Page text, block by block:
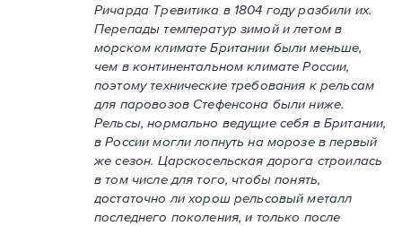
Ричарда Тревитика в 1804 году разбили их.
Перепады температур зимой и летом в
морском климате Британии были меньше,
чем в континентальном климате России,
поэтому технические требования к рельсам
для паровозов Стефенсона были ниже.
Рельсы, нормально ведущие себя в Британии,
в России могли лопнуть на морозе в первый
же сезон. Царскосельская дорога строилась
в том числе для того, чтобы понять,
достаточно ли хорош рельсовый металл
последнего поколения, и только после